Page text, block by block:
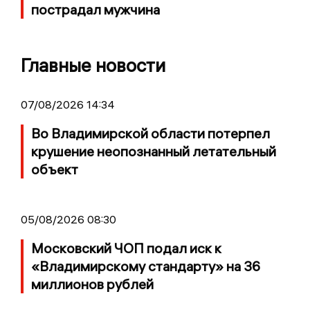
пострадал мужчина
Главные новости
07/08/2026 14:34
Во Владимирской области потерпел
крушение неопознанный летательный
объект
05/08/2026 08:30
Московский ЧОП подал иск к
«Владимирскому стандарту» на 36
миллионов рублей